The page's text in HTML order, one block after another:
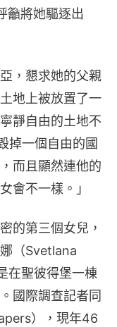
籲將她驅逐出
，懇求她的父親
地上被放置了一
靜自由的土地不
掉一個自由的國
而且顯然連他的
會不一樣。」
的第三個女兒，
（Svetlana
在聖彼得堡一棟
國際調查記者同
），現年46